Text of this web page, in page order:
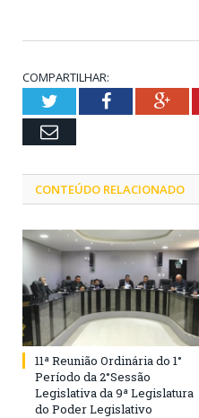
COMPARTILHAR:
TwitterFacebook
Email
CONTEÚDO RELACIONADO
11ª Reunião Ordinária do 1°
Período da 2°Sessão
Legislativa da 9ª Legislatura
do Poder Legislativo